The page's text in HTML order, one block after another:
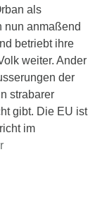
als
nun anmaßend
betriebt ihre
weiter. Ander
der
strabarer
gibt. Die EU ist
im